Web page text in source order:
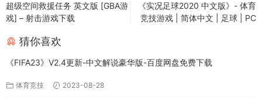
超级空间救援任务 英文版 [GBA游
戏] – 射击游戏下载
《实况足球2020 中文版》- 体育
竞技游戏 | 简体中文 | 足球 | PC
猜你喜欢
《FIFA23》V2.4更新-中文解说豪华版-百度网盘免费下载
体育竞技 2023-08-28